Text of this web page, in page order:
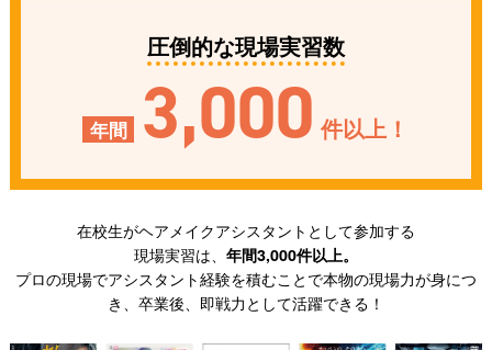
圧倒的な現場実習数
年間 3,000 件以上！
在校生がヘアメイクアシスタントとして参加する
現場実習は、 年間3,000件以上。
プロの現場でアシスタント経験を積むことで本物の現場力が身につ
き、 卒業後、即戦力として活躍できる！